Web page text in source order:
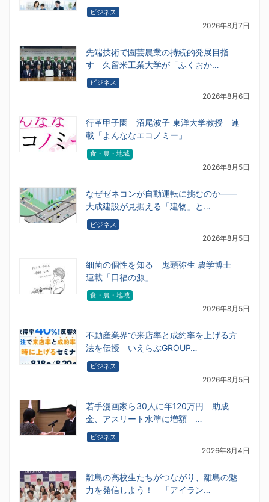
ビジネス
2026年8月7日
先端技術で園芸農業の持続的発展目指
す 久留米工業大学が「ふくおか…
ビジネス
2026年8月6日
行革甲子園 沼尾波子 東洋大学教授 連
載「よんななエコノミー」
食・農・地域
2026年8月5日
なぜゼネコンが自動運転に挑むのか――
大成建設が見据える「建物」と…
ビジネス
2026年8月5日
細菌の個性を知る 鬼頭弥生 農学博士
連載「口福の源」
食・農・地域
2026年8月5日
不動産業界で来店率と成約率を上げる方
法を伝授 いえらぶGROUP…
ビジネス
2026年8月5日
若手漫画家ら30人に年120万円 助成
金、アスリート水準に増額 …
ビジネス
2026年8月4日
離島の高校生たちがつながり、離島の魅
力を発信しよう！ 「アイラン…